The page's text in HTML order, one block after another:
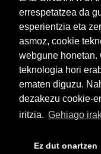
INTRANET
errespetatzea da
esperientzia eta
asmoz, cookie
webgune honetan.
teknologia hori
ematen diguzu.
dezakezu cookie-
iritzia. Gehiago
Ez dut onartzen